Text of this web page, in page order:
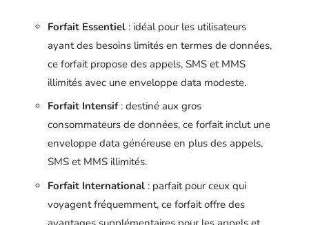
Forfait Essentiel : idéal pour les utilisateurs
ayant des besoins limités en termes de données,
ce forfait propose des appels, SMS et MMS
illimités avec une enveloppe data modeste.
Forfait Intensif: destiné aux gros
consommateurs de données, ce forfait inclut une
enveloppe data généreuse en plus des appels,
SMS et MMS illimités.
Forfait International : parfait pour ceux qui
voyagent fréquemment, ce forfait offre des